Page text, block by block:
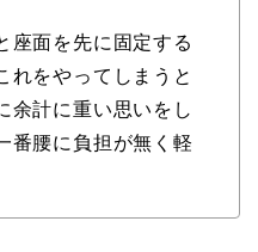
座面を先に固定する
れをやってしまうと
余計に重い思いをし
番腰に負担が無く軽